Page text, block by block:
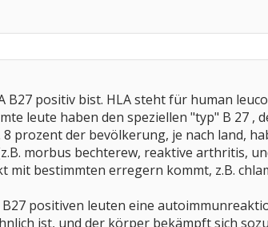
B27 positiv bist. HLA steht für human
leute haben den speziellen "typ" B 27 ,
8 prozent der bevölkerung, je nach land,
morbus bechterew, reaktive arthritis,
mit bestimmten erregern kommt, z.B.
positiven leuten eine
ist, und der körper bekämpft sich